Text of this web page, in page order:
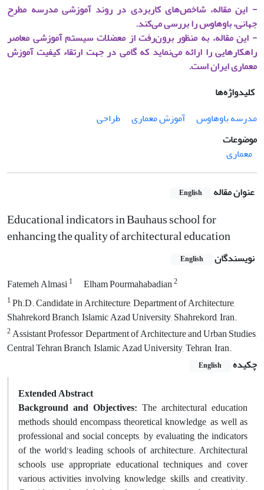
- این مقاله، شاخص‌های کاربردی در روند آموزشی مدرسه مطرح
جهانی، باوهاوس را بررسی می‌کند.
- این مقاله، به منظور برون‌رفت از معضلات سیستم آموزشی معاصر
راهکارهایی را ارائه می‌نماید که گامی در جهت ارتقاء کیفیت آموزش
معماری ایران است.
کلیدواژه‌ها
مدرسه‌ باوهاوس
آموزش‌ معماری
طراحی
موضوعات
معماری
عنوان مقاله English
Educational indicators in Bauhaus school for
enhancing the quality of architectural education
نویسندگان English
Fatemeh Almasi1 Elham Pourmahabadian2
1Ph.D. Candidate in Architecture, Department of Architecture,
Shahrekord Branch, Islamic Azad University, Shahrekord, Iran.
2Assistant Professor, Department of Architecture and Urban Studies,
Central Tehran Branch, Islamic Azad University, Tehran, Iran.
چکیده
English
Extended Abstract
Background and Objectives: The architectural education
methods should encompass theoretical knowledge, as well as
professional and social concepts, by evaluating the indicators
of the world’s leading schools of architecture. Architectural
schools use appropriate educational techniques and cover
various activities involving knowledge, skills, and creativity.